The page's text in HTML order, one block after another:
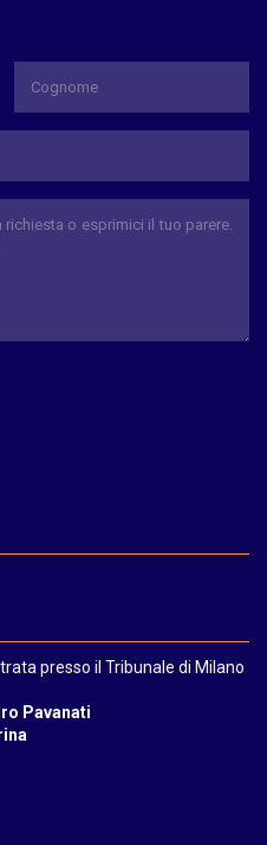
presso il Tribunale di Milano
Pavanati